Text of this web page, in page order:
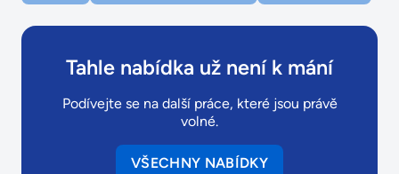
Tahle nabídka už není k mání
Podívejte se na další práce, které jsou právě
volné.
VŠECHNY NABÍDKY